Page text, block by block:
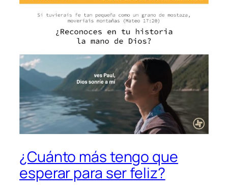
¿Cuánto más tengo que
esperar para ser feliz?